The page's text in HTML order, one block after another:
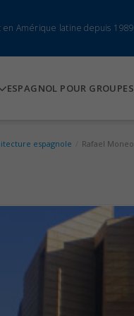
en Amérique latine depuis 1989
ESPAGNOL POUR GROUPES
espagnole Rafael Moneo